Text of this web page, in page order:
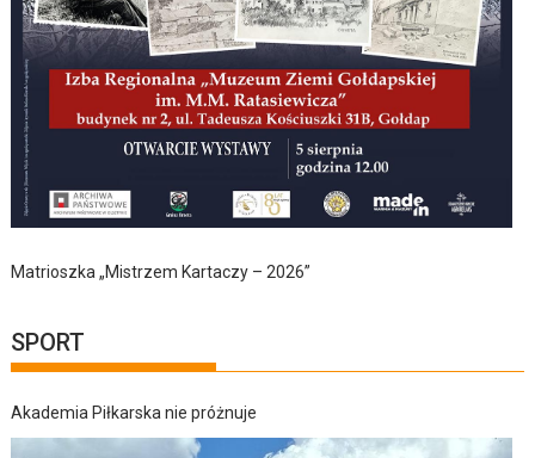
Matrioszka „Mistrzem Kartaczy – 2026”
SPORT
Akademia Piłkarska nie próżnuje